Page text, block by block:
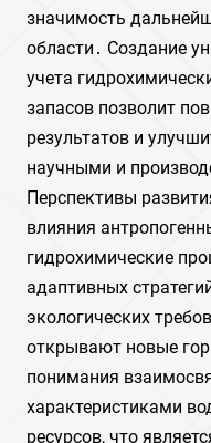
значимость
области․ Создание
учета
запасов позволит
результатов и
научными и
Перспективы
влияния
гидрохимические
адаптивных
экологических
открывают новые
понимания
характеристиками
ресурсов, что